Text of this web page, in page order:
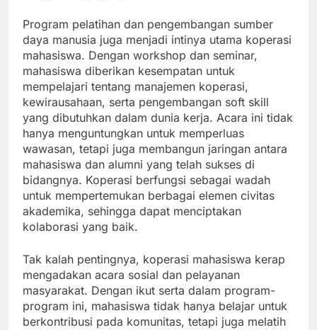
Program pelatihan dan pengembangan sumber
daya manusia juga menjadi intinya utama koperasi
mahasiswa. Dengan workshop dan seminar,
mahasiswa diberikan kesempatan untuk
mempelajari tentang manajemen koperasi,
kewirausahaan, serta pengembangan soft skill
yang dibutuhkan dalam dunia kerja. Acara ini tidak
hanya menguntungkan untuk memperluas
wawasan, tetapi juga membangun jaringan antara
mahasiswa dan alumni yang telah sukses di
bidangnya. Koperasi berfungsi sebagai wadah
untuk mempertemukan berbagai elemen civitas
akademika, sehingga dapat menciptakan
kolaborasi yang baik.
Tak kalah pentingnya, koperasi mahasiswa kerap
mengadakan acara sosial dan pelayanan
masyarakat. Dengan ikut serta dalam program-
program ini, mahasiswa tidak hanya belajar untuk
berkontribusi pada komunitas, tetapi juga melatih